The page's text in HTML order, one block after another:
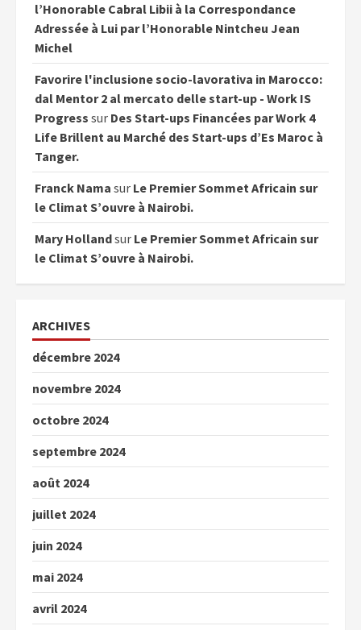
l’Honorable Cabral Libii à la Correspondance
Adressée à Lui par l’Honorable Nintcheu Jean
Michel
Favorire l'inclusione socio-lavorativa in Marocco:
dal Mentor 2 al mercato delle start-up - Work IS
Progress sur Des Start-ups Financées par Work 4
Life Brillent au Marché des Start-ups d’Es Maroc à
Tanger.
Franck Nama sur Le Premier Sommet Africain sur
le Climat S’ouvre à Nairobi.
Mary Hollandsur Le Premier Sommet Africain sur
le Climat S’ouvre à Nairobi.
ARCHIVES
décembre 2024
novembre 2024
octobre 2024
septembre 2024
août 2024
juillet 2024
juin 2024
mai 2024
avril 2024